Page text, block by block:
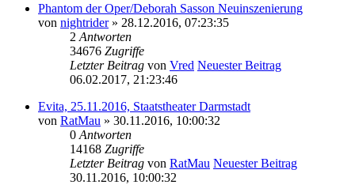
Phantom der Oper/Deborah Sasson Neuinszenierung
von nightrider» 28.12.2016, 07:23:35
2 Antworten
34676 Zugriffe
Letzter Beitrag von Vred Neuester Beitrag
06.02.2017, 21:23:46
Evita, 25.11.2016, Staatstheater Darmstadt
von RatMau » 30.11.2016, 10:00:32
0 Antworten
14168 Zugriffe
Letzter Beitrag von RatMau Neuester Beitrag
30.11.2016, 10:00:32